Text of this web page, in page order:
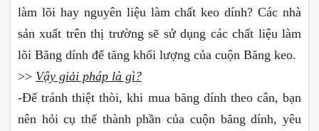
làm lõi hay nguyên liệu làm chất keo dính? Các nhà
sản xuất trên thị trường sẽ sử dụng các chất liệu làm
lõi Băng dính để tăng khối lượng của cuộn Băng keo.
>> Vậy giải pháp là gì?
-Để tránh thiệt thòi, khi mua băng dính theo cân, bạn
nên hỏi cụ thể thành phần của cuộn băng dính, yêu